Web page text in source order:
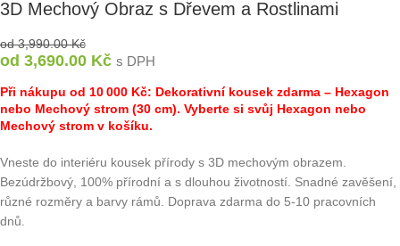
3D Mechový Obraz s Dřevem a Rostlinami
od3,990.00Kč
od 3,690.00 Kč s DPH
Při nákupu od 10 000 Kč: Dekorativní kousek zdarma – Hexagon
nebo Mechový strom (30 cm). Vyberte si svůj Hexagon nebo
Mechový strom v košíku.
Vneste do interiéru kousek přírody s 3D mechovým obrazem.
Bezúdržbový, 100% přírodní a s dlouhou životností. Snadné zavěšení,
různé rozměry a barvy rámů. Doprava zdarma do 5-10 pracovních
dnů.